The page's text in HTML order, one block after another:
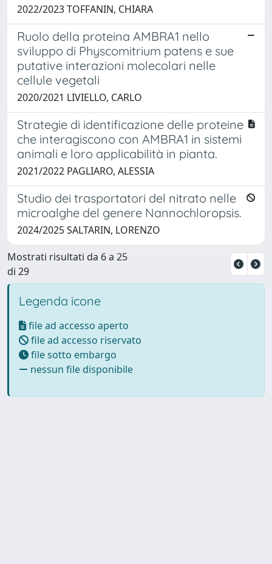
2022/2023 TOFFANIN, CHIARA
Ruolo della proteina AMBRA1 nello
sviluppo di Physcomitrium patens e sue
putative interazioni molecolari nelle
cellule vegetali
2020/2021 LIVIELLO, CARLO
Strategie di identificazione delle proteine
che interagiscono con AMBRA1 in sistemi
animali e loro applicabilità in pianta.
2021/2022 PAGLIARO, ALESSIA
Studio dei trasportatori del nitrato nelle
microalghe del genere Nannochloropsis.
2024/2025 SALTARIN, LORENZO
Mostrati risultati da 6 a 25
di 29
Legenda icone
file ad accesso aperto
file ad accesso riservato
file sotto embargo
nessun file disponibile